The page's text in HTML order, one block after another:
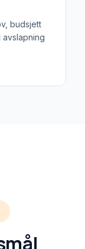
budsjett